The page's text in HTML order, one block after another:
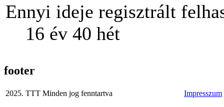
Ennyi ideje regisztrált
16 év 40 hét
footer
2025. TTT Minden jog fenntartva Impresszum